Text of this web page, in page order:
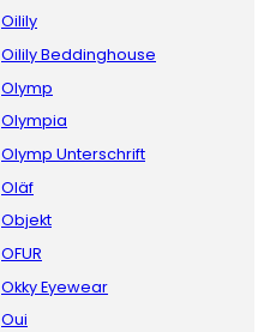
Oilily
Oilily Beddinghouse
Olymp
Olympia
Olymp Unterschrift
Oläf
Objekt
OFUR
Okky Eyewear
Oui